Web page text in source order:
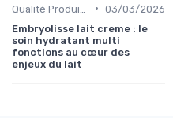
• 03/03/2026
Embryolisse lait creme : le
soin hydratant multi
fonctions au cœur des
enjeux du lait